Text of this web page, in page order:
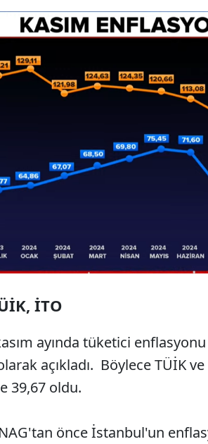
İTO
ayında tüketici enflasyonu
açıkladı. Böylece TÜİK
39,67 oldu.
önce İstanbul'un